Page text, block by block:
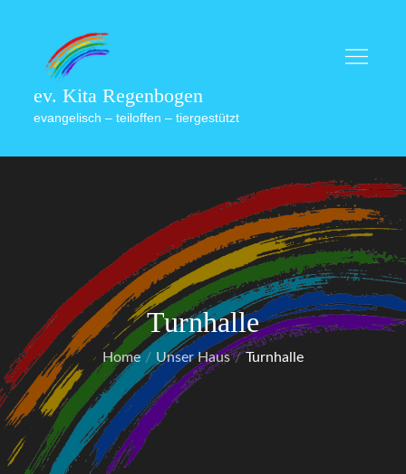
content
ev. Kita Regenbogen
evangelisch – teiloffen – tiergestützt
Turnhalle
Home Unser Haus Turnhalle